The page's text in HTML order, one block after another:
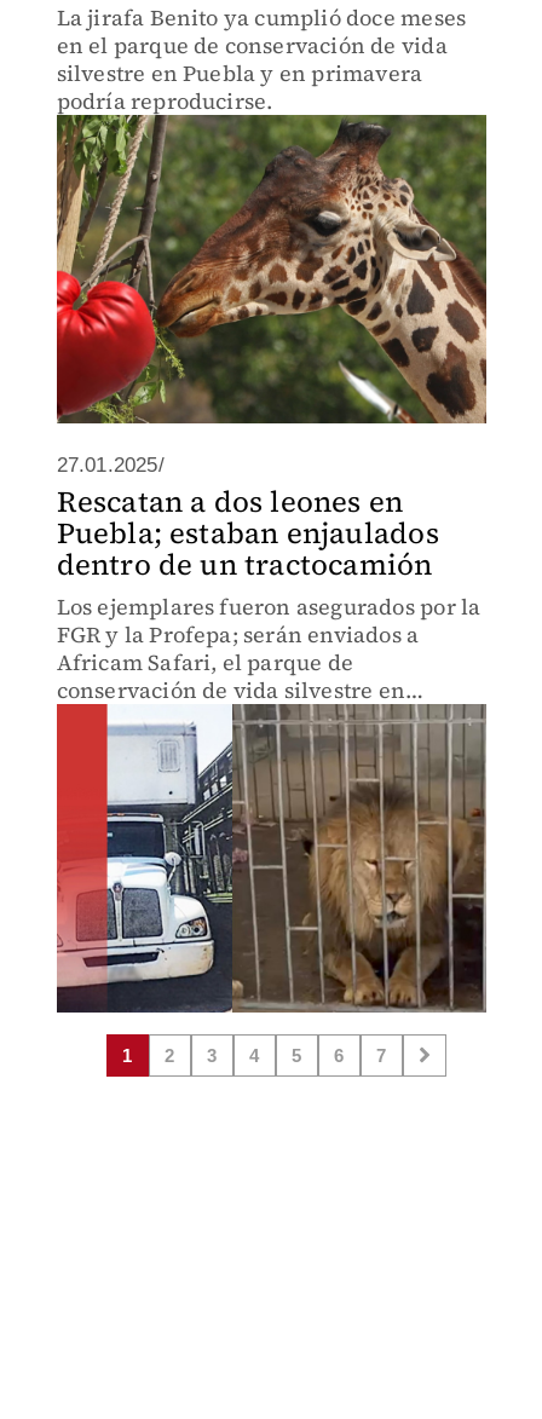
La jirafa Benito ya cumplió doce meses
en el parque de conservación de vida
silvestre en Puebla y en primavera
podría reproducirse.
27.01.2025/
Rescatan a dos leones en
Puebla; estaban enjaulados
dentro de un tractocamión
Los ejemplares fueron asegurados por la
FGR y la Profepa; serán enviados a
Africam Safari, el parque de
conservación de vida silvestre en
México.
1 2 3 4 5 6 7